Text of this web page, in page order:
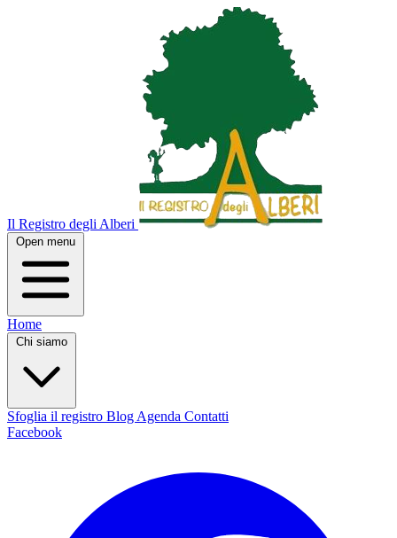
Il Registro degli Alberi
Open menu
Home
Chi siamo
Sfoglia il registro Blog Agenda Contatti
Facebook